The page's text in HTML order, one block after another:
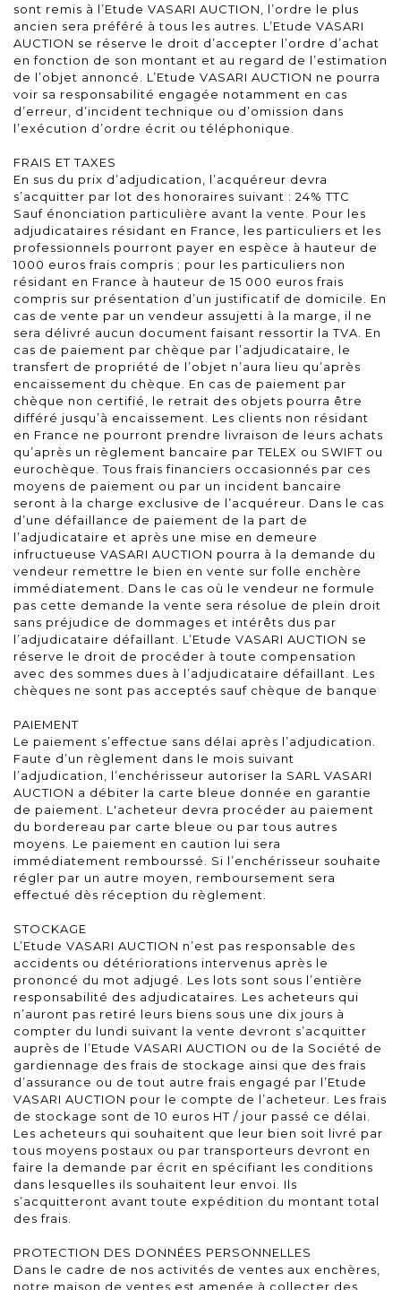
sont remis à l’Etude VASARI AUCTION, l’ordre le plus
ancien sera préféré à tous les autres. L’Etude VASARI
AUCTION se réserve le droit d’accepter l’ordre d’achat
en fonction de son montant et au regard de l’estimation
de l’objet annoncé. L’Etude VASARI AUCTION ne pourra
voir sa responsabilité engagée notamment en cas
d’erreur, d’incident technique ou d’omission dans
l’exécution d’ordre écrit ou téléphonique.
FRAIS ET TAXES
En sus du prix d’adjudication, l’acquéreur devra
s’acquitter par lot des honoraires suivant : 24% TTC
Sauf énonciation particulière avant la vente. Pour les
adjudicataires résidant en France, les particuliers et les
professionnels pourront payer en espèce à hauteur de
1000 euros frais compris ; pour les particuliers non
résidant en France à hauteur de 15 000 euros frais
compris sur présentation d’un justificatif de domicile. En
cas de vente par un vendeur assujetti à la marge, il ne
sera délivré aucun document faisant ressortir la TVA. En
cas de paiement par chèque par l’adjudicataire, le
transfert de propriété de l’objet n’aura lieu qu’après
encaissement du chèque. En cas de paiement par
chèque non certifié, le retrait des objets pourra être
différé jusqu’à encaissement. Les clients non résidant
en France ne pourront prendre livraison de leurs achats
qu’après un règlement bancaire par TELEX ou SWIFT ou
eurochèque. Tous frais financiers occasionnés par ces
moyens de paiement ou par un incident bancaire
seront à la charge exclusive de l’acquéreur. Dans le cas
d’une défaillance de paiement de la part de
l’adjudicataire et après une mise en demeure
infructueuse VASARI AUCTION pourra à la demande du
vendeur remettre le bien en vente sur folle enchère
immédiatement. Dans le cas où le vendeur ne formule
pas cette demande la vente sera résolue de plein droit
sans préjudice de dommages et intérêts dus par
l’adjudicataire défaillant. L’Etude VASARI AUCTION se
réserve le droit de procéder à toute compensation
avec des sommes dues à l’adjudicataire défaillant. Les
chèques ne sont pas acceptés sauf chèque de banque
PAIEMENT
Le paiement s’effectue sans délai après l’adjudication.
Faute d’un règlement dans le mois suivant
l’adjudication, l’enchérisseur autoriser la SARL VASARI
AUCTION a débiter la carte bleue donnée en garantie
de paiement. L'acheteur devra procéder au paiement
du bordereau par carte bleue ou par tous autres
moyens. Le paiement en caution lui sera
immédiatement rembourssé. Si l’enchérisseur souhaite
régler par un autre moyen, remboursement sera
effectué dès réception du règlement.
STOCKAGE
L’Etude VASARI AUCTION n’est pas responsable des
accidents ou détériorations intervenus après le
prononcé du mot adjugé. Les lots sont sous l’entière
responsabilité des adjudicataires. Les acheteurs qui
n’auront pas retiré leurs biens sous une dix jours à
compter du lundi suivant la vente devront s’acquitter
auprès de l’Etude VASARI AUCTION ou de la Société de
gardiennage des frais de stockage ainsi que des frais
d’assurance ou de tout autre frais engagé par l’Etude
VASARI AUCTION pour le compte de l’acheteur. Les frais
de stockage sont de 10 euros HT / jour passé ce délai.
Les acheteurs qui souhaitent que leur bien soit livré par
tous moyens postaux ou par transporteurs devront en
faire la demande par écrit en spécifiant les conditions
dans lesquelles ils souhaitent leur envoi. Ils
s’acquitteront avant toute expédition du montant total
des frais.
PROTECTION DES DONNÉES PERSONNELLES
Dans le cadre de nos activités de ventes aux enchères,
notre maison de ventes est amenée à collecter des